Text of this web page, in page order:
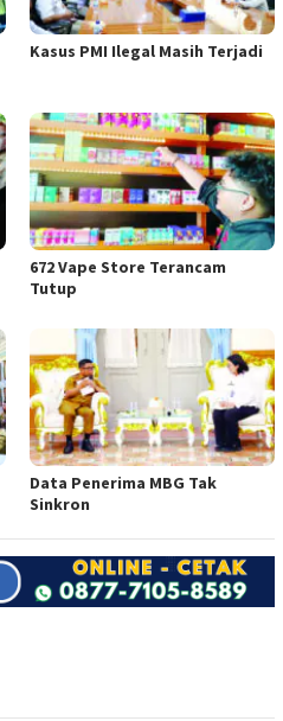
Kasus PMI Ilegal Masih Terjadi
672 Vape Store Terancam
Tutup
Data Penerima MBG Tak
Sinkron